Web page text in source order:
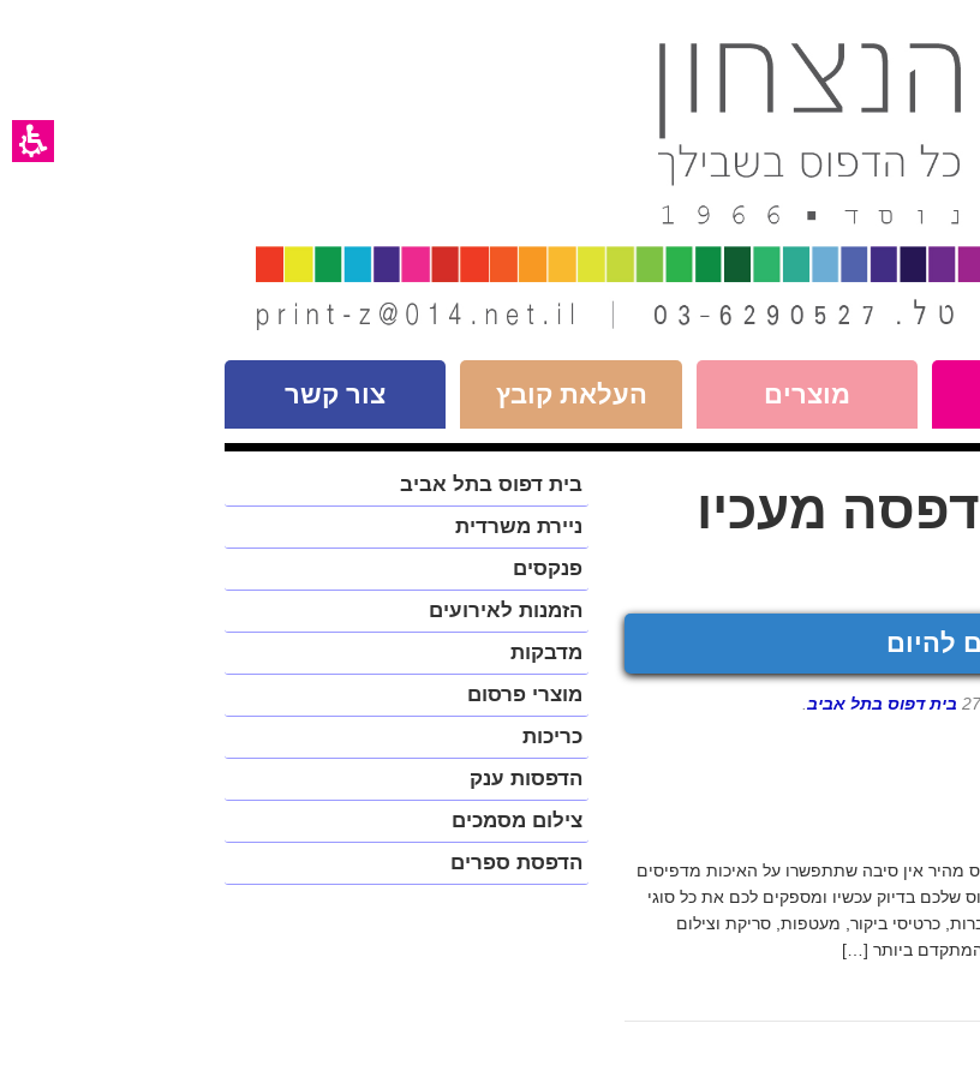
מוצרים העלאת קובץ צור קשר
מעכיו
להיום
בית דפוס בתל אביב
מהיר אין סיבה שתתפשרו על האיכות מדפיסים
שלכם בדיוק עכשיו ומספקים לכם את כל סוגי
כרטיסי ביקור, מעטפות, סריקת וצילום
המתקדם ביותר […]
פתח
תפריט
במצב
נגיש
(התפריט
יפתח
בחלונית
בית דפוס בתל אביב
ניירת משרדית
פנקסים
הזמנות לאירועים
מדבקות
מוצרי פרסום
כריכות
הדפסות ענק
צילום מסמכים
הדפסת ספרים